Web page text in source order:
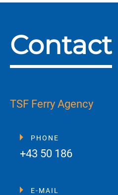
Contact
TSF Ferry Agency
PHONE
+43 50 186
E-MAIL